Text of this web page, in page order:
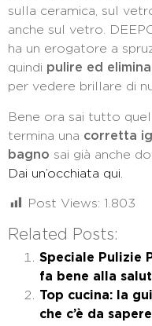
sulla ceramica, sul
anche sul vetro.
ha un erogatore a
quindi pulire ed
per vedere brillare di
Bene ora sai tutto
termina una corretta
bagno sai già anche
Dai un’occhiata qui.
Post Views: 1.803
Related Posts:
Speciale Pulizie
fa bene alla
Top cucina: la
che c’è da